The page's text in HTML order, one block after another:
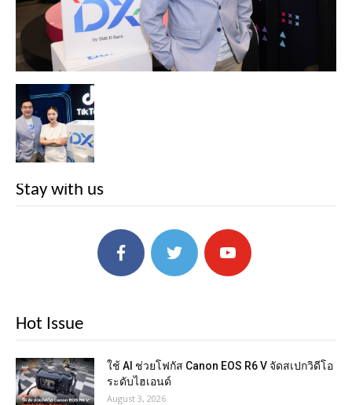
Stay with us
Hot Issue
ใช้ AI ช่วยโฟกัส Canon EOS R6 V จัดสเปกวิดีโอ
ระดับไฮเอนด์
August 3, 2026